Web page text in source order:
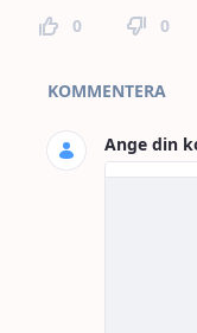
0 0
Kommentarer
KOMMENTERA
Ange din